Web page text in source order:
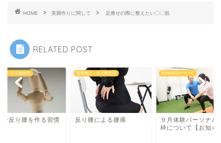
HOME 美脚作りに関して 足痩せの際に整えたい〇〇筋
RELATED POST
正・反り腰改善
や反り腰を作る習慣
猫背矯正・反り腰改善
反り腰による腰痛
REMAKEについて
９月体験パーソナル
枠について【お知ら